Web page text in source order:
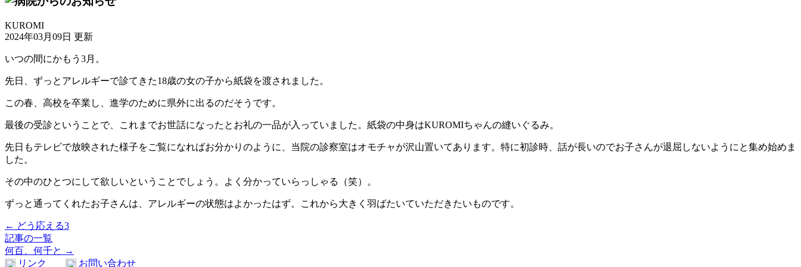
KUROMI
2024年03月09日 更新
いつの間にかもう3月。
先日、ずっとアレルギーで診てきた18歳の女の子から紙袋を渡されました。
この春、高校を卒業し、進学のために県外に出るのだそうです。
最後の受診ということで、これまでお世話になったとお礼の一品が入っていました。紙袋の中身はKUROMIちゃんの縫いぐるみ。
先日もテレビで放映された様子をご覧になればお分かりのように、当院の診察室はオモチャが沢山置いてあります。特に初診時、話が長いのでお子さんが退屈しないようにと集め始めま
した。
その中のひとつにして欲しいということでしょう。よく分かっていらっしゃる（笑）。
ずっと通ってくれたお子さんは、アレルギーの状態はよかったはず。これから大きく羽ばたいていただきたいものです。
← どう応える3
記事の一覧
何百、何千と →
リンク
お問い合わせ